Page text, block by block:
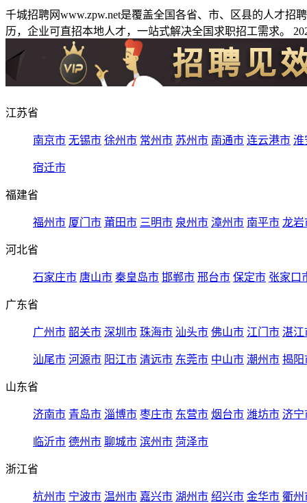
千城招聘网www.zpw.net是覆盖全国各省、市、区县的人才
历，企业可直招本地人才，一站式解决全国求职招工需求。
江苏省
南京市 无锡市 徐州市 常州市 苏州市 南通市 连云港市 淮
宿迁市
福建省
福州市 厦门市 莆田市 三明市 泉州市 漳州市 南平市 龙岩
河北省
石家庄市 唐山市 秦皇岛市 邯郸市 邢台市 保定市 张家口
广东省
广州市 韶关市 深圳市 珠海市 汕头市 佛山市 江门市 湛江
汕尾市 河源市 阳江市 清远市 东莞市 中山市 潮州市 揭阳
山东省
济南市 青岛市 淄博市 枣庄市 东营市 烟台市 潍坊市 济宁
临沂市 德州市 聊城市 滨州市 菏泽市
浙江省
杭州市 宁波市 温州市 嘉兴市 湖州市 绍兴市 金华市 衢州